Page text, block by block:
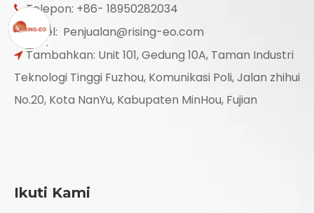
 Telepon: +86- 18950282034
Surel: Penjualan@rising-eo.com
 Tambahkan: Unit 101, Gedung 10A, Taman Industri
Teknologi Tinggi Fuzhou, Komunikasi Poli, Jalan zhihui
No.20, Kota NanYu, Kabupaten MinHou, Fujian
Ikuti Kami